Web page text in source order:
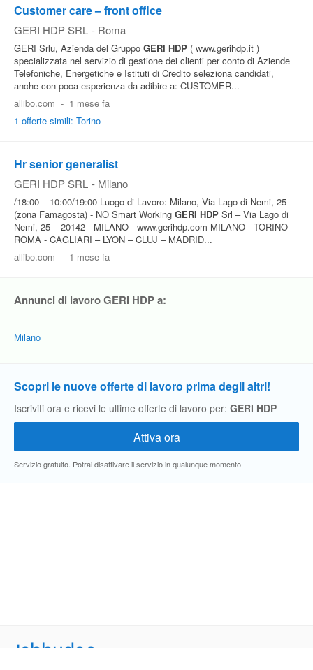
Customer care – front office
GERI HDP SRL - Roma
GERI Srlu, Azienda del Gruppo GERI HDP ( www.gerihdp.it )
specializzata nel servizio di gestione dei clienti per conto di Aziende
Telefoniche, Energetiche e Istituti di Credito seleziona candidati,
anche con poca esperienza da adibire a: CUSTOMER...
allibo.com - 1 mese fa
1 offerte simili: Torino
Hr senior generalist
GERI HDP SRL - Milano
/18:00 – 10:00/19:00 Luogo di Lavoro: Milano, Via Lago di Nemi, 25
(zona Famagosta) - NO Smart Working GERI HDP Srl – Via Lago di
Nemi, 25 – 20142 - MILANO - www.gerihdp.com MILANO - TORINO -
ROMA - CAGLIARI – LYON – CLUJ – MADRID...
allibo.com - 1 mese fa
Annunci di lavoro GERI HDP a:
Milano
Scopri le nuove offerte di lavoro prima degli altri!
Iscriviti ora e ricevi le ultime offerte di lavoro per: GERI HDP
Servizio gratuito. Potrai disattivare il servizio in qualunque momento
Jobbydoo